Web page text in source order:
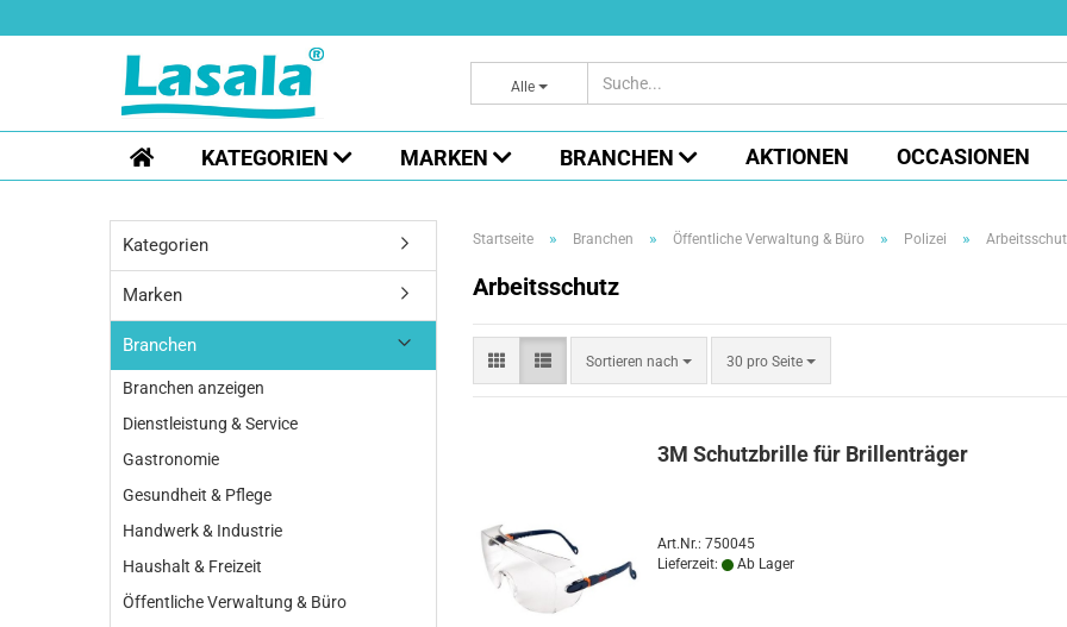
Alle
KATEGORIEN MARKEN BRANCHEN AKTIONEN OCCASIONEN
Startseite » Branchen » Öffentliche Verwaltung & Büro » Polizei »
Arbeitsschutz
Sortieren nach
Sortieren
nach
30 pro Seite
pro Seite
3M Schutzbrille für Brillenträger
Art.Nr.: 750045
Lieferzeit:
Ab Lager
Kategorien
Marken
Branchen
Branchen anzeigen
Dienstleistung & Service
Gastronomie
Gesundheit & Pflege
Handwerk & Industrie
Haushalt & Freizeit
Öffentliche Verwaltung & Büro